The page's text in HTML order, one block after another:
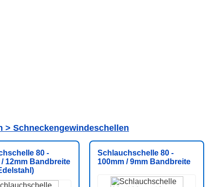
> Schneckengewindeschellen
80 -
/ 12mm Bandbreite
Schlauchschelle 80 -
100mm / 9mm Bandbreite